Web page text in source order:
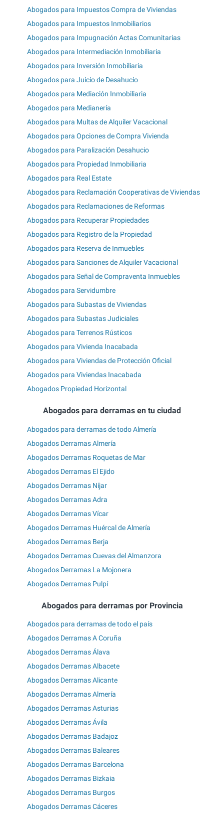
Abogados para Impuestos Compra de Viviendas
Abogados para Impuestos Inmobiliarios
Abogados para Impugnación Actas Comunitarias
Abogados para Intermediación Inmobiliaria
Abogados para Inversión Inmobiliaria
Abogados para Juicio de Desahucio
Abogados para Mediación Inmobiliaria
Abogados para Medianería
Abogados para Multas de Alquiler Vacacional
Abogados para Opciones de Compra Vivienda
Abogados para Paralización Desahucio
Abogados para Propiedad Inmobiliaria
Abogados para Real Estate
Abogados para Reclamación Cooperativas de Viviendas
Abogados para Reclamaciones de Reformas
Abogados para Recuperar Propiedades
Abogados para Registro de la Propiedad
Abogados para Reserva de Inmuebles
Abogados para Sanciones de Alquiler Vacacional
Abogados para Señal de Compraventa Inmuebles
Abogados para Servidumbre
Abogados para Subastas de Viviendas
Abogados para Subastas Judiciales
Abogados para Terrenos Rústicos
Abogados para Vivienda Inacabada
Abogados para Viviendas de Protección Oficial
Abogados para Viviendas Inacabada
Abogados Propiedad Horizontal
Abogados para derramas en tu ciudad
Abogados para derramas de todo Almería
Abogados Derramas Almería
Abogados Derramas Roquetas de Mar
Abogados Derramas El Ejido
Abogados Derramas Níjar
Abogados Derramas Adra
Abogados Derramas Vícar
Abogados Derramas Huércal de Almería
Abogados Derramas Berja
Abogados Derramas Cuevas del Almanzora
Abogados Derramas La Mojonera
Abogados Derramas Pulpí
Abogados para derramas por Provincia
Abogados para derramas de todo el país
Abogados Derramas A Coruña
Abogados Derramas Álava
Abogados Derramas Albacete
Abogados Derramas Alicante
Abogados Derramas Almería
Abogados Derramas Asturias
Abogados Derramas Ávila
Abogados Derramas Badajoz
Abogados Derramas Baleares
Abogados Derramas Barcelona
Abogados Derramas Bizkaia
Abogados Derramas Burgos
Abogados Derramas Cáceres